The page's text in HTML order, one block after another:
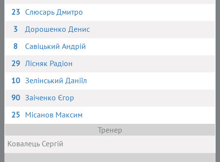
23 Слюсарь Дмитро
3
Дорошенко Денис
8
Савіцький Андрій
29 Лісняк Радіон
10 Зелінський Даніїл
90 Заіченко Єгор
25 Місанов Максим
Тренер
Ковалець Сергій